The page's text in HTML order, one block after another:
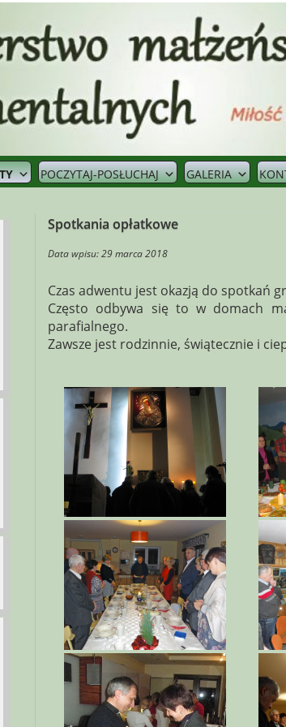
POCZYTAJ-POSŁUCHAJ GALERIA
Spotkania opłatkowe
Data wpisu: 29 marca 2018
Czas adwentu jest okazją do spotkań
Często odbywa się to w domach
parafialnego.
Zawsze jest rodzinnie, świątecznie i